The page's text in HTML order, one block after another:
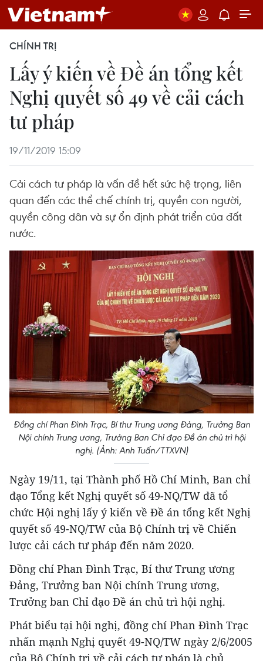
CHÍNH TRỊ
Lấy ý kiến về Đề án tổng kết
Nghị quyết số 49 về cải cách
tư pháp
19/11/2019 15:09
Cải cách tư pháp là vấn đề hết sức hệ trọng, liên
quan đến các thể chế chính trị, quyền con người,
quyền công dân và sự ổn định phát triển của đất
nước.
Đồng chí Phan Đình Trạc, Bí thư Trung ương Đảng, Trưởng Ban
Nội chính Trung ương, Trưởng Ban Chỉ đạo Đề án chủ trì hội
nghị. (Ảnh: Anh Tuấn/TTXVN)
Ngày 19/11, tại Thành phố Hồ Chí Minh, Ban chỉ
đạo Tổng kết Nghị quyết số 49-NQ/TW đã tổ
chức Hội nghị lấy ý kiến về Đề án tổng kết Nghị
quyết số 49-NQ/TW của Bộ Chính trị về Chiến
lược cải cách tư pháp đến năm 2020.
Đồng chí Phan Đình Trạc, Bí thư Trung ương
Đảng, Trưởng ban Nội chính Trung ương,
Trưởng ban Chỉ đạo Đề án chủ trì hội nghị.
Phát biểu tại hội nghị, đồng chí Phan Đình Trạc
nhấn mạnh Nghị quyết 49-NQ/TW ngày 2/6/2005
của Bộ Chính trị về cải cách tư pháp là chủ